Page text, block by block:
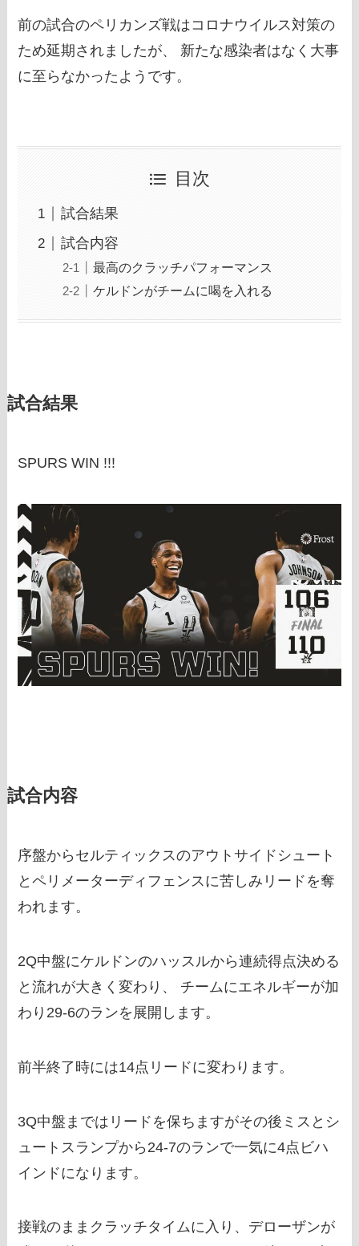
前の試合のペリカンズ戦はコロナウイルス対策の
ため延期されましたが、 新たな感染者はなく大事
に至らなかったようです。
目次
試合結果
試合内容
最高のクラッチパフォーマンス
ケルドンがチームに喝を入れる
試合結果
SPURS WIN !!!
試合内容
序盤からセルティックスのアウトサイドシュート
とペリメーターディフェンスに苦しみリードを奪
われます。
2Q中盤にケルドンのハッスルから連続得点決める
と流れが大きく変わり、 チームにエネルギーが加
わり29-6のランを展開します。
前半終了時には14点リードに変わります。
3Q中盤まではリードを保ちますがその後ミスとシ
ュートスランプから24-7のランで一気に4点ビハ
インドになります。
接戦のままクラッチタイムに入り、デローザンが